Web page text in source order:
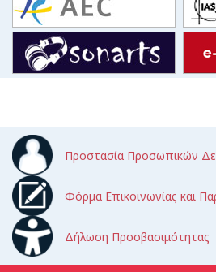
Προστασία Προσωπικών
Φόρμα Επικοινωνίας και
Δήλωση Προσβασιμότητας